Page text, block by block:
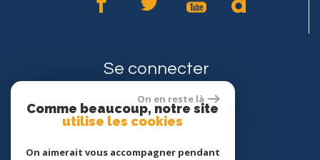
Se connecter
Espace propriétaires
On en reste là
Comme beaucoup, notre site
utilise les cookies
On aimerait vous accompagner pendant